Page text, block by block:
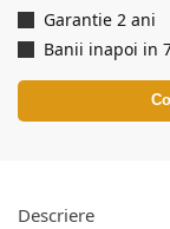
Garantie 2 ani
Banii inapoi in
Descriere